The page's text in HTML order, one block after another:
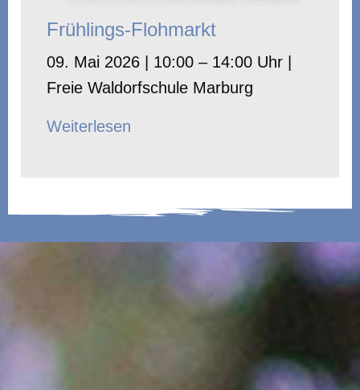
Frühlings-Flohmarkt
09. Mai 2026 | 10:00 – 14:00 Uhr |
Freie Waldorfschule Marburg
Weiterlesen